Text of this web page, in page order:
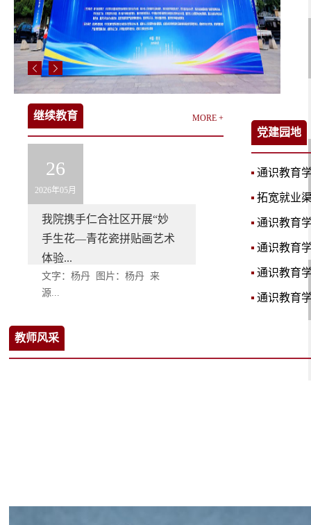
继续教育 MORE +
26
2026年05月
我院携手仁合社区开展“妙
手生花—青花瓷拼贴画艺术
体验...
文字：杨丹 图片：杨丹 来
源...
党建园地
通识教育
拓宽就业
通识教育
通识教育
通识教育
通识教育
教师风采